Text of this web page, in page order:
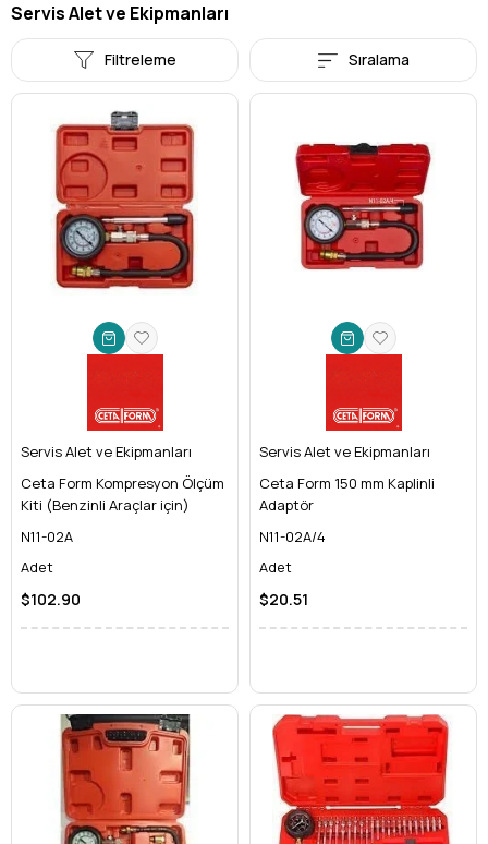
Servis Alet ve Ekipmanları
Filtreleme Sıralama
Servis Alet ve Ekipmanları
Ceta Form Kompresyon Ölçüm
Kiti (Benzinli Araçlar için)
N11-02A
Adet
$102.90
Servis Alet ve Ekipmanları
Ceta Form 150 mm Kaplinli
Adaptör
N11-02A/4
Adet
$20.51